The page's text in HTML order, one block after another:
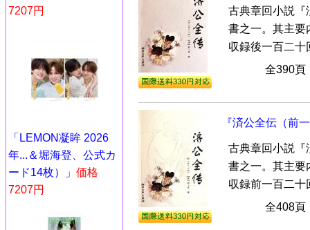
7207円
「LEMON凝眸 2026
年...＆堀海登、公式カ
ード14枚）」 価格
7207円
古典章回小説『
書之一。其主要
収録後一百二十
全390
『済公全伝（前
古典章回小説『
書之一。其主要
収録前一百二十
全408